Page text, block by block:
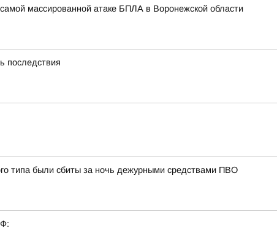
массированной атаке БПЛА в Воронежской области
последствия
типа были сбиты за ночь дежурными средствами ПВО